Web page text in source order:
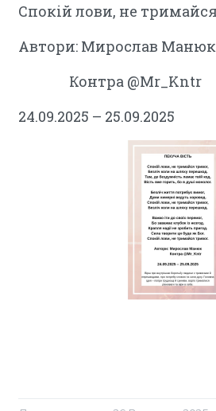
Спокій лови, не
Автори: Мирослав Манюк
Контра @Mr_Kntr
24.09.2025 – 25.09.2025